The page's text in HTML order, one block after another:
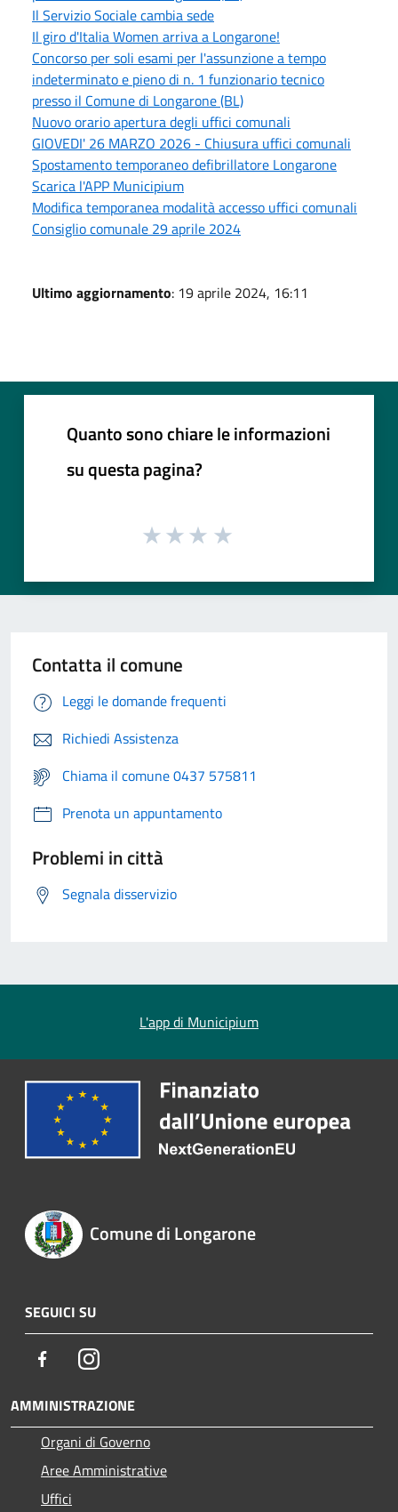
Il Servizio Sociale cambia sede
Il giro d'Italia Women arriva a Longarone!
Concorso per soli esami per l'assunzione a tempo
indeterminato e pieno di n. 1 funzionario tecnico
presso il Comune di Longarone (BL)
Nuovo orario apertura degli uffici comunali
GIOVEDI' 26 MARZO 2026 - Chiusura uffici comunali
Spostamento temporaneo defibrillatore Longarone
Scarica l'APP Municipium
Modifica temporanea modalità accesso uffici comunali
Consiglio comunale 29 aprile 2024
Ultimo aggiornamento: 19 aprile 2024, 16:11
Quanto sono chiare le informazioni
su questa pagina?
Contatta il comune
Leggi le domande frequenti
Richiedi Assistenza
Chiama il comune 0437 575811
Prenota un appuntamento
Problemi in città
Segnala disservizio
L'app di Municipium
Comune di Longarone
SEGUICI SU
FacebookInstagram
AMMINISTRAZIONE
Organi di Governo
Aree Amministrative
Uffici